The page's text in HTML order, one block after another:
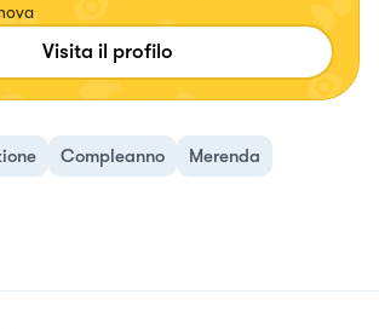
Visita il profilo
Compleanno
Merenda